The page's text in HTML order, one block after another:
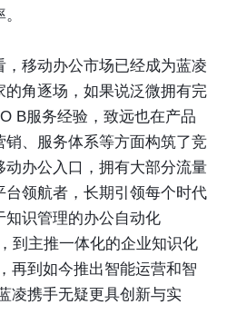
移动办公市场已经成为蓝凌
角逐场，如果说泛微拥有完
B服务经验，致远也在产品
、服务体系等方面构筑了竞
办公入口，拥有大部分流量
台领航者，长期引领每个时代
知识管理的办公自动化
到主推一体化的企业知识化
再到如今推出智能运营和智
凌携手无疑更具创新与实